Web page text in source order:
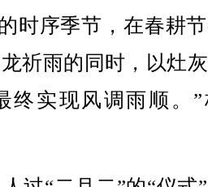
时序季节，在春耕
祈雨的同时，以灶
终实现风调雨顺。